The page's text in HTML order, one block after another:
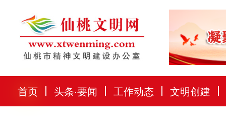
首页 头条·要闻 工作动态 文明创建